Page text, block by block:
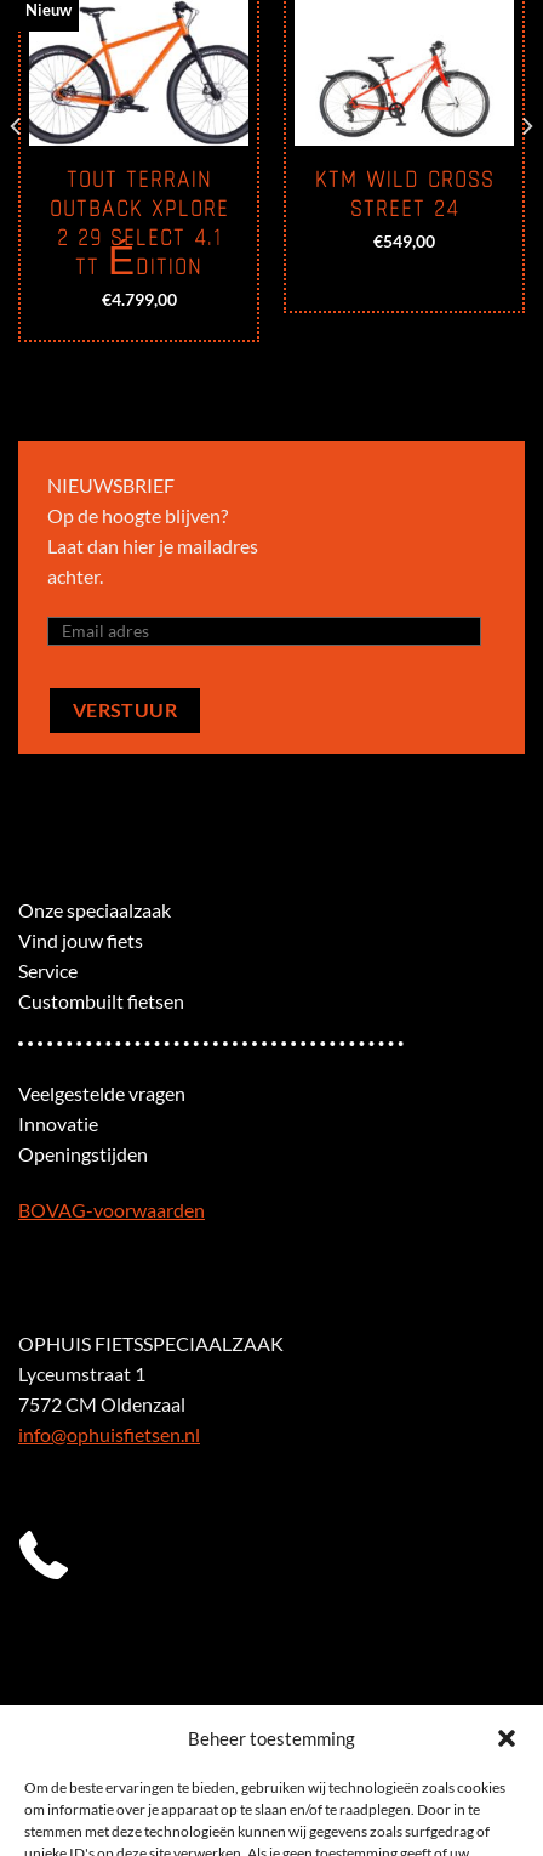
Beheer toestemming
Om de beste ervaringen te bieden, gebruiken wij technologieën zoals cookies
om informatie over je apparaat op te slaan en/of te raadplegen. Door in te
stemmen met deze technologieën kunnen wij gegevens zoals surfgedrag of
Nieuw
TOUT TERRAIN
OUTBACK XPLORE
2 29 SELECT 4.1
TT ÉDITION
€4.799,00
KTM WILD CROSS
STREET 24
€549,00
NIEUWSBRIEF
Op de hoogte blijven?
Laat dan hier je mailadres
achter.
Onze speciaalzaak
Vind jouw fiets
Service
Custombuilt fietsen
Veelgestelde vragen
Innovatie
Openingstijden
BOVAG-voorwaarden
OPHUIS FIETSSPECIAALZAAK
Lyceumstraat 1
7572 CM Oldenzaal
info@ophuisfietsen.nl
0541 539 353